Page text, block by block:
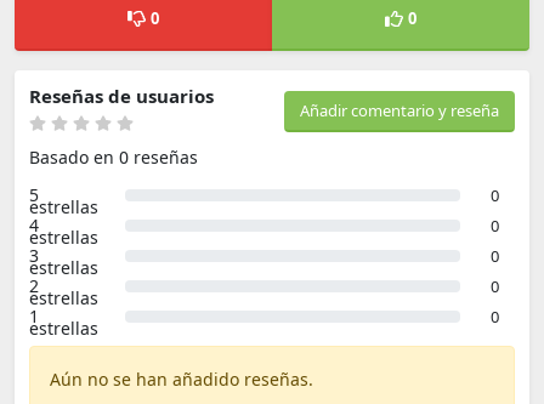
0 0
Añadir comentario y reseña
Reseñas de usuarios
Basado en 0 reseñas
5
estrellas 0
4
estrellas 0
3
estrellas 0
2
estrellas 0
1
estrellas 0
Aún no se han añadido reseñas.